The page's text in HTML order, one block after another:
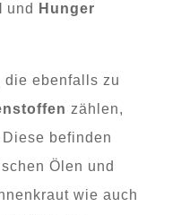
und
Hunger
die ebenfalls zu
zählen,
befinden
Ölen und
wie auch